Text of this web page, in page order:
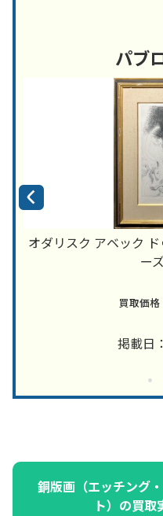
パブ
オダリスク アベック
ー
掲載日
銅版画（エッチング
ト）の買取